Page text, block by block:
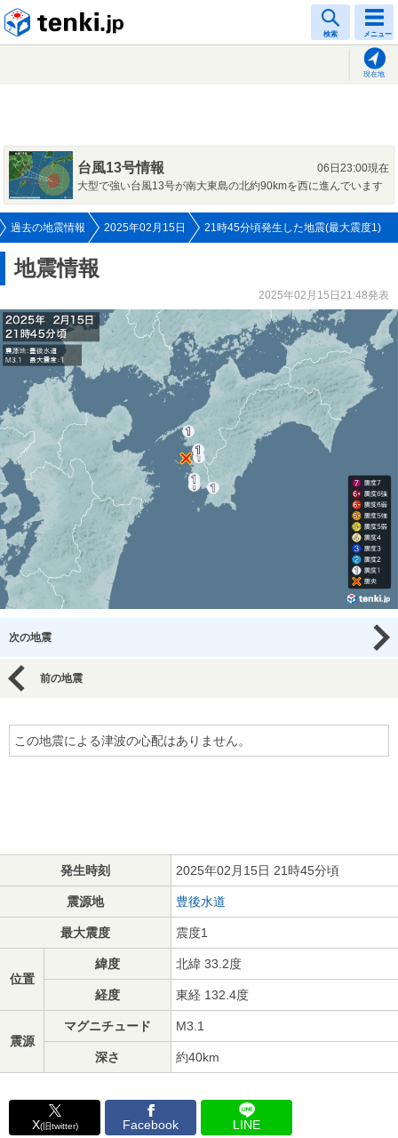
検索 メニュー
現在地
台風13号情報
06日23:00現在
大型で強い台風13号が南大東島の北約90kmを西に進んでいます
過去の地震情報 2025年02月15日 21時45分頃発生した地震(最大震度1)
地震情報
2025年02月15日21:48発表
次の地震
前の地震
この地震による津波の心配はありません。
発生時刻 2025年02月15日 21時45分頃
震源地 豊後水道
最大震度 震度1
位置
緯度 北緯 33.2度
経度 東経 132.4度
震源
マグニチュード M3.1
深さ 約40km
X(旧twitter) Facebook LINE